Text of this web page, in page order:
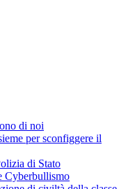
di noi
per sconfiggere il
di Stato
Cyberbullismo